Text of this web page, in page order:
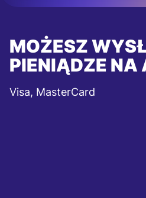
MOŻESZ
PIENIĄDZE NA
Visa, MasterCard